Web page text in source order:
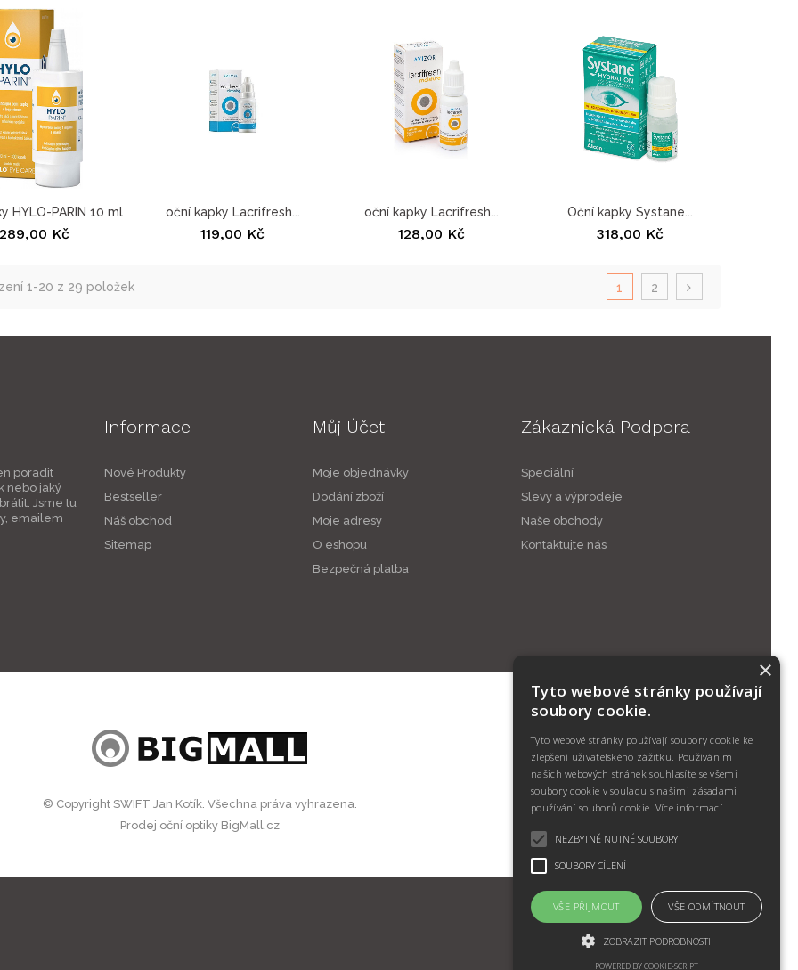
HYLO-PARIN 10 ml
Kč
oční kapky Lacrifresh...
119,00 Kč
oční kapky Lacrifresh...
128,00 Kč
Oční kapky Systane...
318,00 Kč
1-20 z 29 položek 1 2
poradit
nebo jaký
Jsme tu
emailem
Informace
Nové Produkty
Bestseller
Náš obchod
Sitemap
Můj Účet
Moje objednávky
Dodání zboží
Moje adresy
O eshopu
Bezpečná platba
Zákaznická Podpora
Speciální
Slevy a výprodeje
Naše obchody
Kontaktujte nás
© Copyright SWIFT Jan Kotík. Všechna práva vyhrazena.
Prodej oční optiky BigMall.cz
×
Tyto webové stránky používají
soubory cookie.
Tyto webové stránky používají soubory cookie ke
zlepšení uživatelského zážitku. Používáním
našich webových stránek souhlasíte se všemi
soubory cookie v souladu s našimi zásadami
používání souborů cookie. Více informací
NEZBYTNĚ NUTNÉ SOUBORY
SOUBORY CÍLENÍ
VŠE PŘIJMOUT VŠE ODMÍTNOUT
ZOBRAZIT PODROBNOSTI
POWERED BY COOKIE-SCRIPT